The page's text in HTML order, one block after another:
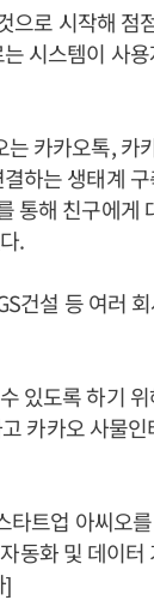
으로 시작해 점
시스템이 사
카카오톡, 카
하는 생태계
통해 친구에게
.
건설 등 여러
있도록 하기
카카오 사물
트업 아씨오
동화 및 데이터
]